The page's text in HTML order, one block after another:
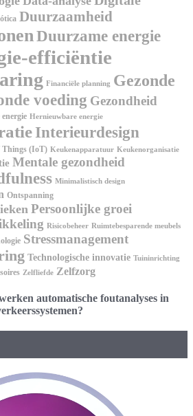
Duurzaamheid
Duurzame energie
efficiëntie
Financiële planning Gezonde
voeding Gezondheid
Hernieuwbare energie
Interieurdesign
Things (IoT) Keukenapparatuur Keukenorganisatie
Mentale gezondheid
Minimalistisch design
Ontspanning
Persoonlijke groei
Risicobeheer Ruimtebesparende meubels
Stressmanagement
Technologische innovatie Tuininrichting
Zelfliefde Zelfzorg
automatische foutanalyses in